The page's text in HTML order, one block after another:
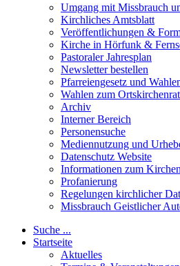
Umgang mit Missbrauch
Kirchliches Amtsblatt
Veröffentlichungen &
Kirche in Hörfunk &
Pastoraler Jahresplan
Newsletter bestellen
Pfarreiengesetz und
Wahlen zum Ortskirchenrat
Archiv
Interner Bereich
Personensuche
Mediennutzung und
Datenschutz Website
Informationen zum
Profanierung
Regelungen kirchlicher
Missbrauch Geistlicher
Suche ...
Startseite
Aktuelles